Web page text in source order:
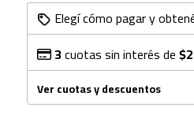
Elegí cómo pagar y
3cuotas sin interés de
Ver cuotas y descuentos